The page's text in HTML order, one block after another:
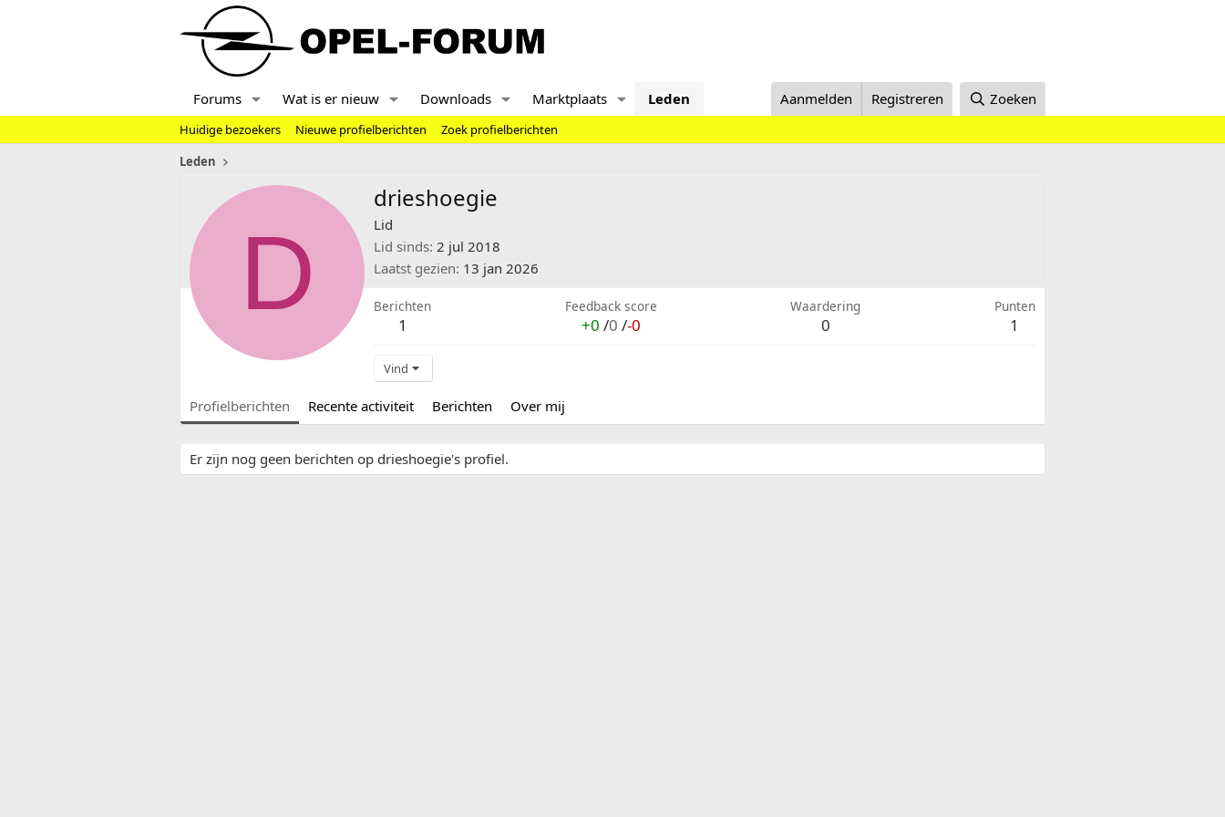
Forums Wat is er nieuw Downloads Marktplaats Leden Aanmelden Registreren Zoeken
Huidige bezoekers Nieuwe profielberichten
Zoek profielberichten
Leden
D
drieshoegie
Lid
Lid sinds 2 jul 2018
Laatst gezien 13 jan 2026
Berichten
1
Feedback score
+0 /0 /-0
Waardering
0
Punten
1
Vind
Profielberichten Recente activiteit Berichten Over mij
Er zijn nog geen berichten op drieshoegie's profiel.